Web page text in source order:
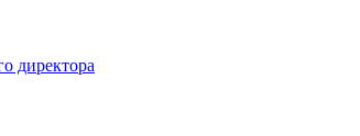
директора